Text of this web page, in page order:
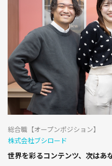
総合職【オープンポジション】
株式会社ブシロード
世界を彩るコンテンツ、次はあ